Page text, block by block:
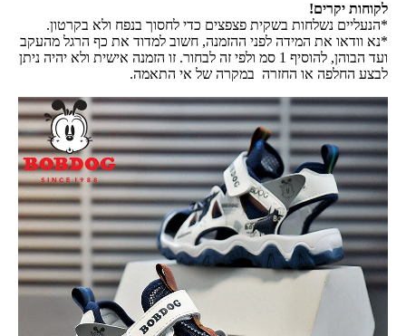
לקוחות יקרים!
*הנעליים נשלחות בשקית פצפצים כדי לחסוך בנפח ולא בקרטון.
*נא וודאו את המידה לפני ההזמנה, חשוב למדוד את כף הרגל מהעקב
ועד הבוהן, להוסיף 1 סמ ולפי זה לבחור. זו הזמנה אישית ולא יהיה ניתן
לבצע החלפה או החזרה במקרה של אי התאמה.